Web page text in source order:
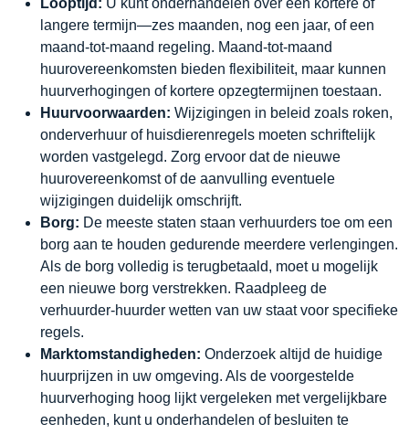
Looptijd: U kunt onderhandelen over een kortere of
langere termijn—zes maanden, nog een jaar, of een
maand-tot-maand regeling. Maand-tot-maand
huurovereenkomsten bieden flexibiliteit, maar kunnen
huurverhogingen of kortere opzegtermijnen toestaan.
Huurvoorwaarden: Wijzigingen in beleid zoals roken,
onderverhuur of huisdierenregels moeten schriftelijk
worden vastgelegd. Zorg ervoor dat de nieuwe
huurovereenkomst of de aanvulling eventuele
wijzigingen duidelijk omschrijft.
Borg: De meeste staten staan verhuurders toe om een
borg aan te houden gedurende meerdere verlengingen.
Als de borg volledig is terugbetaald, moet u mogelijk
een nieuwe borg verstrekken. Raadpleeg de
verhuurder-huurder wetten van uw staat voor specifieke
regels.
Marktomstandigheden: Onderzoek altijd de huidige
huurprijzen in uw omgeving. Als de voorgestelde
huurverhoging hoog lijkt vergeleken met vergelijkbare
eenheden, kunt u onderhandelen of besluiten te